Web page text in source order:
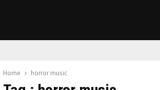
Home horror music